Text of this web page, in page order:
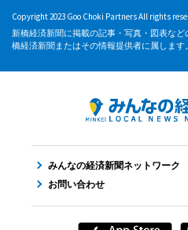
Copyright 2023 Goo Choki Partners All rights
新橋経済新聞に掲載の記事・写真・図表な
橋経済新聞またはその情報提供者に属します。
みんなの経済新聞ネットワーク
お問い合わせ